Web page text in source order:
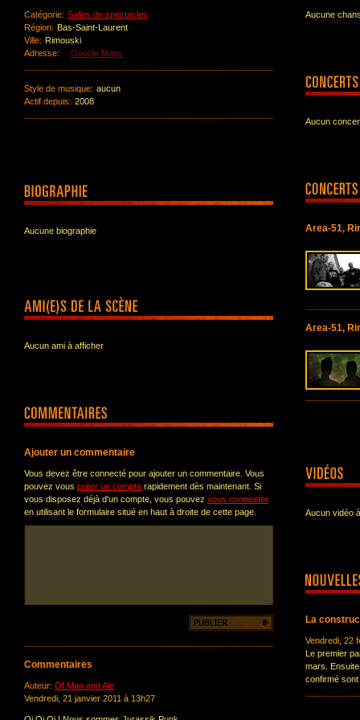
Catégorie: Salles de spectacles
Région: Bas-Saint-Laurent
Ville: Rimouski
Adresse:
Google Maps
Style de musique: aucun
Actif depuis: 2008
Aucune biographie
Aucun ami à afficher
Ajouter un commentaire
Vous devez être connecté pour ajouter un commentaire. Vous
pouvez vous créer un compte rapidement dès maintenant. Si
vous disposez déjà d'un compte, vous pouvez vous connecter
en utilisant le formulaire situé en haut à droite de cette page.
Commentaires
Auteur: Of Man and Ale
Vendredi, 21 janvier 2011 à 13h27
Aucune
Aucun
Area-51,
Area-51,
Aucun vidéo
La
Vendredi, 22
Le premier
mars.
confirmé sont